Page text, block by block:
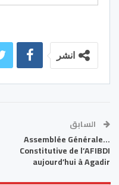
انشر
السابق
…Assemblée Générale
Constitutive de l’AFIBDI
aujourd’hui à Agadir